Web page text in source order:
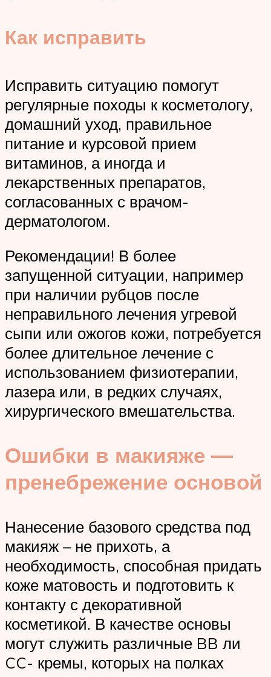
Как исправить
Исправить ситуацию помогут
регулярные походы к косметологу,
домашний уход, правильное
питание и курсовой прием
витаминов, а иногда и
лекарственных препаратов,
согласованных с врачом-
дерматологом.
Рекомендации! В более
запущенной ситуации, например
при наличии рубцов после
неправильного лечения угревой
сыпи или ожогов кожи, потребуется
более длительное лечение с
использованием физиотерапии,
лазера или, в редких случаях,
хирургического вмешательства.
Ошибки в макияже —
пренебрежение основой
Нанесение базового средства под
макияж – не прихоть, а
необходимость, способная придать
коже матовость и подготовить к
контакту с декоративной
косметикой. В качестве основы
могут служить различные BB ли
CC- кремы, которых на полках